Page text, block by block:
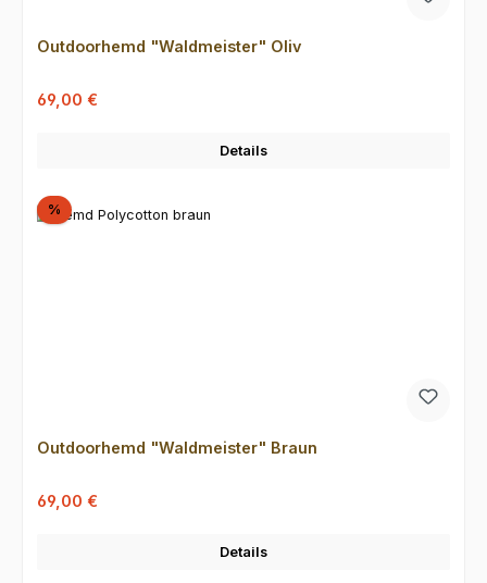
Outdoorhemd "Waldmeister" Oliv
Verkaufspreis:
69,00 €
Details
%Rabatt
Outdoorhemd "Waldmeister" Braun
Verkaufspreis:
69,00 €
Details